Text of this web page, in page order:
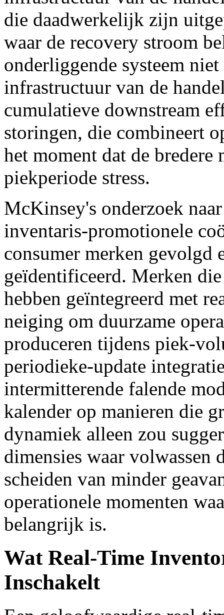
die daadwerkelijk zijn
waar de recovery stroom
onderliggende systeem
infrastructuur van de
cumulatieve downstream
storingen, die combineert
het moment dat de bredere
piekperiode stress.
McKinsey's onderzoek
inventaris-promotionele
consumer merken gevolgd
geïdentificeerd. Merken
hebben geïntegreerd met
neiging om duurzame
produceren tijdens piek-
periodieke-update
intermitterende falende
kalender op manieren die
dynamiek alleen zou
dimensies waar volwassen
scheiden van minder
operationele momenten
belangrijk is.
Wat Real-Time
Inschakelt